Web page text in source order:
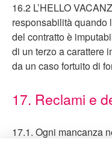
16.2 L’HELLO
responsabilità quando
del contratto è
di un terzo a carattere
da un caso fortuito di
17. Reclami e
17.1. Ogni mancanza